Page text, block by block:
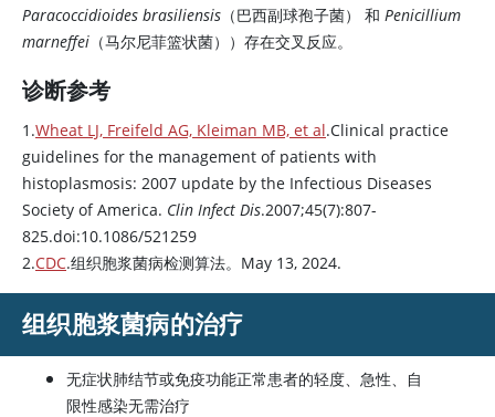
Paracoccidioides brasiliensis （巴西副球孢子菌） 和 Penicillium
marneffei （马尔尼菲篮状菌））存在交叉反应。
诊断参考
1.Wheat LJ, Freifeld AG, Kleiman MB, et al.Clinical practice
guidelines for the management of patients with
histoplasmosis: 2007 update by the Infectious Diseases
Society of America. Clin Infect Dis.2007;45(7):807-
825.doi:10.1086/521259
2.CDC.组织胞浆菌病检测算法。May 13, 2024.
组织胞浆菌病的治疗
无症状肺结节或免疫功能正常患者的轻度、急性、自
限性感染无需治疗